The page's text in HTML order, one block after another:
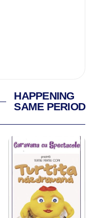
HAPPENING
SAME PERIOD